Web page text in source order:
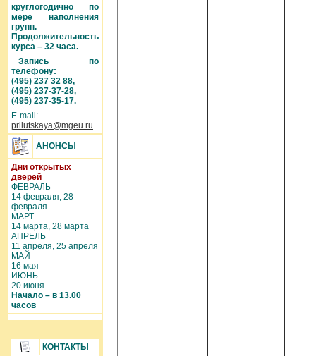
круглогодично по
мере наполнения
групп.
Продолжительность
курса – 32 часа.
Запись по
телефону:
(495) 237 32 88,
(495) 237-37-28,
(495) 237-35-17.
E-mail:
prilutskaya@mgeu.ru
АНОНСЫ
Дни открытых
дверей
ФЕВРАЛЬ
14 февраля, 28
февраля
МАРТ
14 марта, 28 марта
АПРЕЛЬ
11 апреля, 25 апреля
МАЙ
16 мая
ИЮНЬ
20 июня
Начало – в 13.00
часов
КОНТАКТЫ